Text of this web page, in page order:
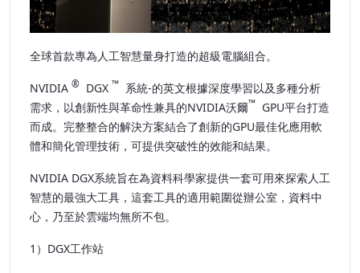
全球首款專為人工智慧量身打造的超級電腦組合。
NVIDIA ® DGX ™ 系統-的英文根據深度學習以及多種分析
需求，以創新性與革命性兼具的NVIDIA沃爾™ GPU平台打造
而成。完整整合的解決方案結合了創新的GPU最佳化應用軟
體和簡化管理技術，可提供突破性的效能和結果。
NVIDIA DGX系統旨在為資料科學家提供一套可用來探索人工
智慧的最強大工具，這套工具的適用範圍從辦公室，資料中
心，乃至於雲端均無所不包。
1）DGX工作站